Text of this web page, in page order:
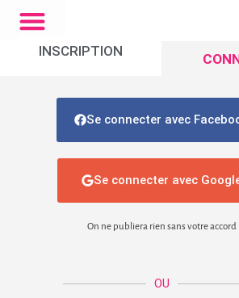
INSCRIPTION
Se connecter avec
Se connecter avec
On ne publiera rien sans votre accord
OU